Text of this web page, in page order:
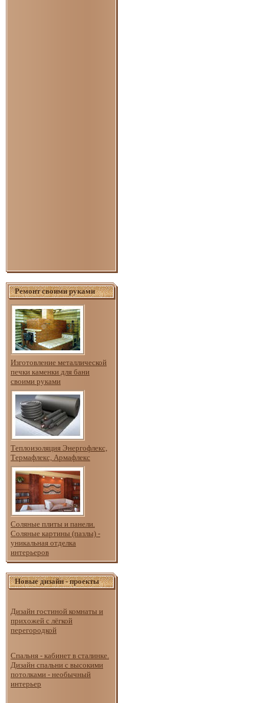
Ремонт своими руками
Изготовление металлической
печки каменки для бани
своими руками
Теплоизоляция Энергофлекс,
Термафлекс, Армафлекс
Соляные плиты и панели.
Соляные картины (пазлы) -
уникальная отделка
интерьеров
Новые дизайн - проекты
Дизайн гостиной комнаты и
прихожей с лёгкой
перегородкой
Спальня - кабинет в сталинке.
Дизайн спальни с высокими
потолками - необычный
интерьер